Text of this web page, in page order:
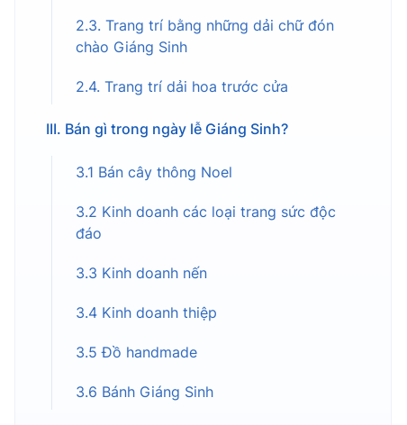
2.3. Trang trí bằng những dải chữ đón
chào Giáng Sinh
2.4. Trang trí dải hoa trước cửa
III. Bán gì trong ngày lễ Giáng Sinh?
3.1 Bán cây thông Noel
3.2 Kinh doanh các loại trang sức độc
đáo
3.3 Kinh doanh nến
3.4 Kinh doanh thiệp
3.5 Đồ handmade
3.6 Bánh Giáng Sinh